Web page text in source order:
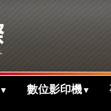
▼ 數位影印機▼